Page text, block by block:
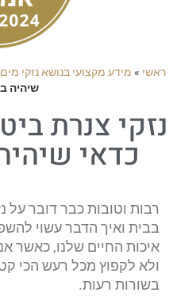
ראשי » מידע מקצועי בנושא נזקי מים
שיהיה
נזקי צנרת
כדאי
רבות וטובות כבר דובר על
בבית ואיך הדבר עשוי
איכות החיים שלנו, כאשר
ולא לקפוץ מכל רעש הכי
בשורות רעות.